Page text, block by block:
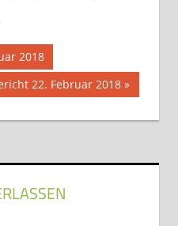
2018
22. Februar 2018